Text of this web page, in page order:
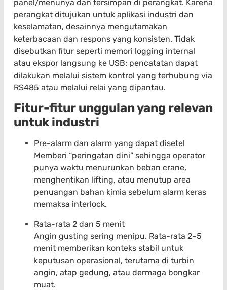
panel/menunya dan tersimpan di perangkat. Karena
perangkat ditujukan untuk aplikasi industri dan
keselamatan, desainnya mengutamakan
keterbacaan dan respons yang konsisten. Tidak
disebutkan fitur seperti memori logging internal
atau ekspor langsung ke USB; pencatatan dapat
dilakukan melalui sistem kontrol yang terhubung via
RS485 atau melalui relai yang dipantau.
Fitur-fitur unggulan yang relevan
untuk industri
Pre-alarm dan alarm yang dapat disetel
Memberi “peringatan dini” sehingga operator
punya waktu menurunkan beban crane,
menghentikan lifting, atau menutup area
penuangan bahan kimia sebelum alarm keras
memaksa interlock.
Rata-rata 2 dan 5 menit
Angin gusting sering menipu. Rata-rata 2–5
menit memberikan konteks stabil untuk
keputusan operasional, terutama di turbin
angin, atap gedung, atau dermaga bongkar
muat.